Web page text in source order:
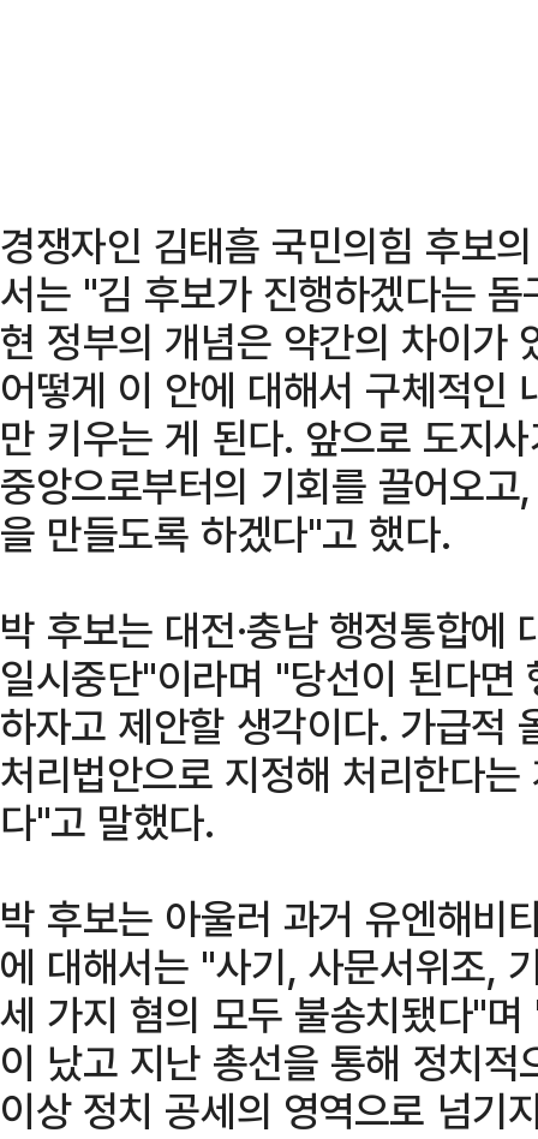
경쟁자인 김태흠 국민의힘 후보
서는 "김 후보가 진행하겠다는
현 정부의 개념은 약간의 차이가
어떻게 이 안에 대해서 구체적인
만 키우는 게 된다. 앞으로 도지
중앙으로부터의 기회를 끌어오
을 만들도록 하겠다"고 했다.
박 후보는 대전·충남 행정통합에
일시중단"이라며 "당선이 된다면
하자고 제안할 생각이다. 가급적
처리법안으로 지정해 처리한다
다"고 말했다.
박 후보는 아울러 과거 유엔해비
에 대해서는 "사기, 사문서위조,
세 가지 혐의 모두 불송치됐다"
이 났고 지난 총선을 통해 정치
이상 정치 공세의 영역으로 넘기